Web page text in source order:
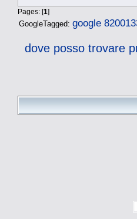
Pages: [1]
GoogleTagged: google
dove posso trovare